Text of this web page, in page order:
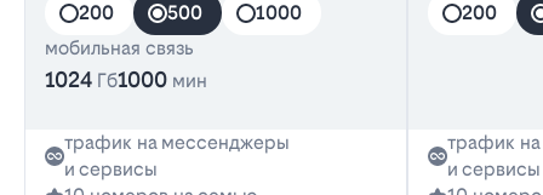
200
500
1000
мобильная связь
1024 Гб1000 мин
трафик на мессенджеры
и сервисы
200
трафик
и сервисы